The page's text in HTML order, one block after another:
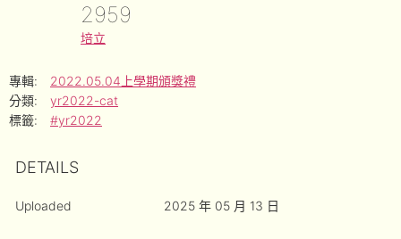
2959
培立
專輯:
2022.05.04上學期頒獎禮
分類:
yr2022-cat
標籤:
#yr2022
DETAILS
Uploaded 2025 年 05 月 13 日